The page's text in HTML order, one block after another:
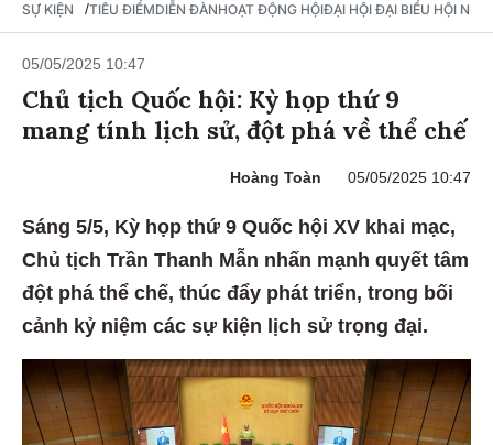
SỰ KIỆN /TIÊU ĐIỂMDIỄN ĐÀNHOẠT ĐỘNG HỘIĐẠI HỘI ĐẠI BIỂU HỘI NỮ
05/05/2025 10:47
Chủ tịch Quốc hội: Kỳ họp thứ 9
mang tính lịch sử, đột phá về thể chế
Hoàng Toàn 05/05/2025 10:47
Sáng 5/5, Kỳ họp thứ 9 Quốc hội XV khai mạc,
Chủ tịch Trần Thanh Mẫn nhấn mạnh quyết tâm
đột phá thể chế, thúc đẩy phát triển, trong bối
cảnh kỷ niệm các sự kiện lịch sử trọng đại.